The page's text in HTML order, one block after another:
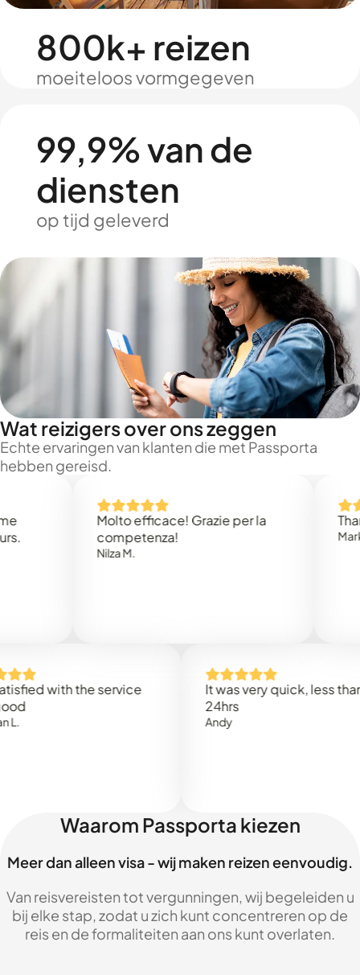
800k+ reizen
moeiteloos vormgegeven
99,9% van de
diensten
op tijd geleverd
Wat reizigers over ons zeggen
Echte ervaringen van klanten die met Passporta
hebben gereisd.
Molto efficace! Grazie per la
competenza!
Thank
Mark N.
with the service
It was very quick, less than
Waarom Passporta kiezen
Meer dan alleen visa - wij maken reizen eenvoudig.
Van reisvereisten tot vergunningen, wij begeleiden u
bij elke stap, zodat u zich kunt concentreren op de
reis en de formaliteiten aan ons kunt overlaten.